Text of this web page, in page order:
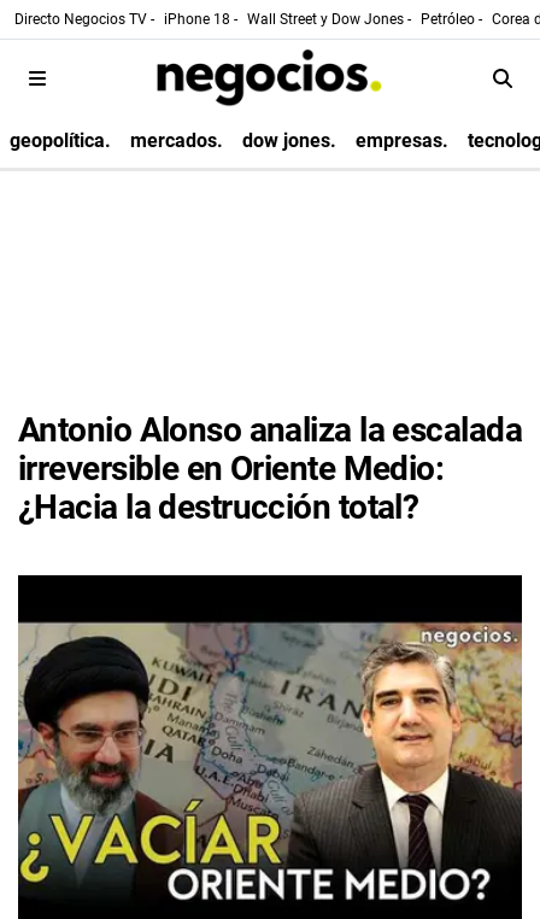
Directo Negocios TV - iPhone 18 - Wall Street y Dow Jones - Petróleo - Corea
geopolítica. mercados. dow jones. empresas.
Antonio Alonso analiza la escalada
irreversible en Oriente Medio:
¿Hacia la destrucción total?